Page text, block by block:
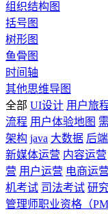
组织结构图
括号图
树形图
鱼骨图
时间轴
其他思维导图
全部 UI设计 用户旅
流程 用户体验地图
架构 java 大数据 后
新媒体运营 内容运营
营 用户运营 电商运营
机考试 司法考试 研
管理师职业资格（